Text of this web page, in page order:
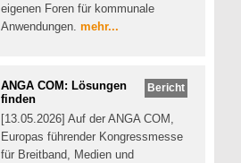
eigenen Foren für kommunale
Anwendungen. mehr...
Bericht
ANGA COM: Lösungen
finden
[13.05.2026] Auf der ANGA COM,
Europas führender Kongressmesse
für Breitband, Medien und